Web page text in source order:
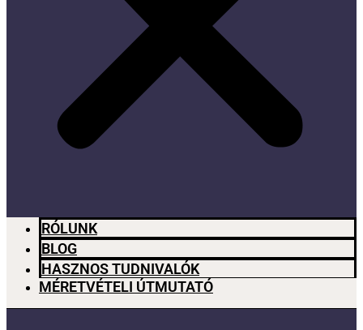
RÓLUNK
BLOG
HASZNOS TUDNIVALÓK
MÉRETVÉTELI ÚTMUTATÓ